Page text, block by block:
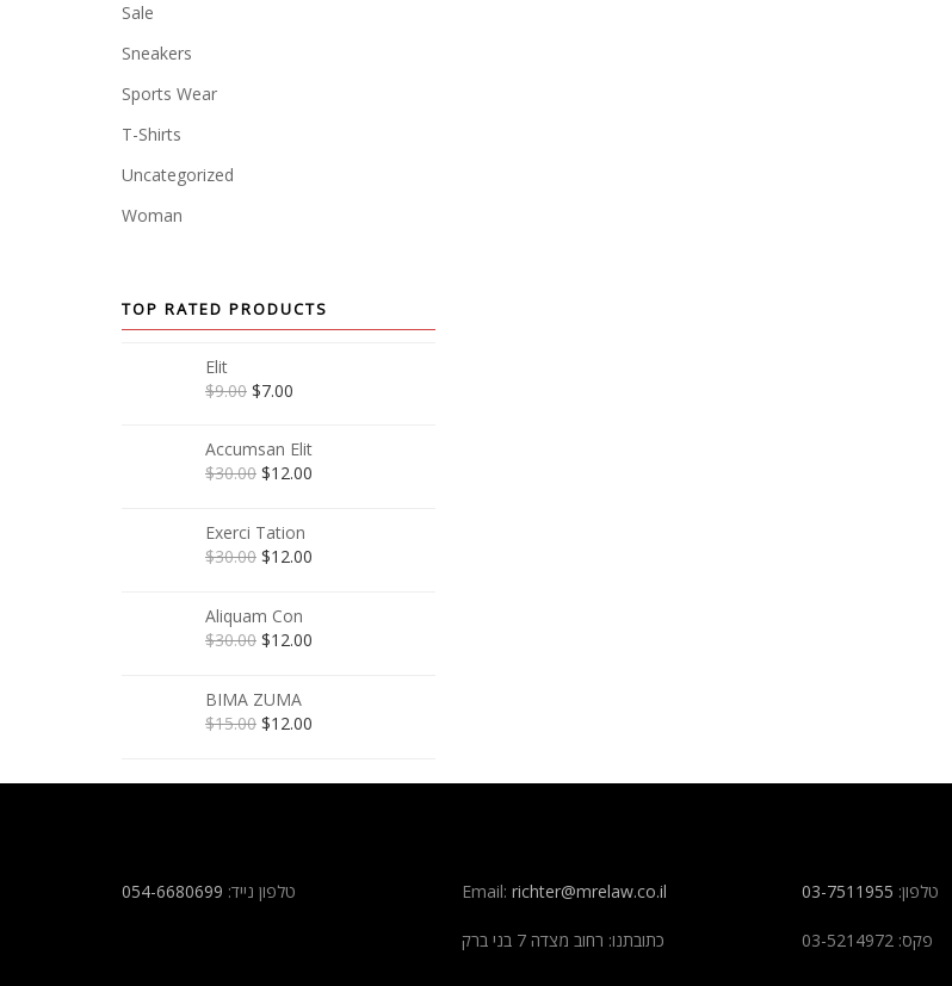
Sale
Sneakers
Sports Wear
T-Shirts
Uncategorized
Woman
TOP RATED PRODUCTS
Elit
$9.00 $7.00
Accumsan Elit
$30.00 $12.00
Exerci Tation
$30.00 $12.00
Aliquam Con
$30.00 $12.00
BIMA ZUMA
$15.00 $12.00
טלפון נייד: 054-6680699 Email: richter@mrelaw.co.il
כתובתנו: רחוב מצדה 7 בני ברק
טלפון: 03-7511955
פקס: 03-5214972